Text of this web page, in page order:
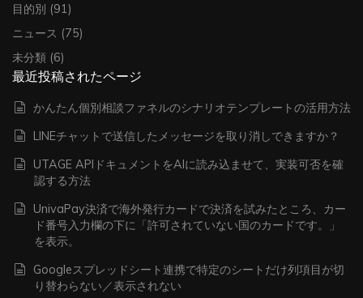
目的別 (91)
ニュース (75)
未分類 (6)
最近投稿されたページ
かんたん個別相談ファネルのシナリオテンプレートの活用方法
LINEチャットで送信したメッセージを取り消しできますか？
UTAGE APIドキュメントをAIに読み込ませて、実装可否を確
認する方法
UnivaPay決済で海外発行カードで決済を試みたところ、カー
ド番号入力欄の下に「許可されていない国のカードです。」
を表示。
Googleスプレッドシート連携で特定のシートだけ列項目が切
り替わらない／表示されない